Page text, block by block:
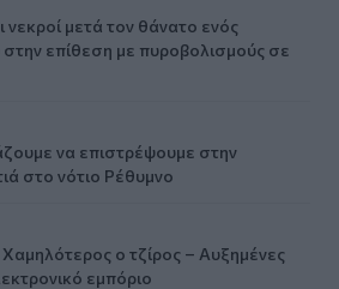
νεκροί μετά τον θάνατο ενός
στην επίθεση με πυροβολισμούς σε
να επιστρέψουμε στην
στο νότιο Ρέθυμνο
ο τζίρος – Αυξημένες
εμπόριο